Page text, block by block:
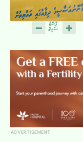
ADVERTISEMENT